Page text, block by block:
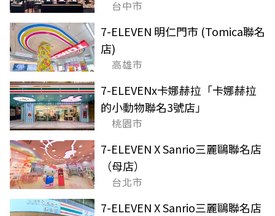
台中市
7-ELEVEN 明仁門市 (Tomica聯名
店)
高雄市
7-ELEVENx卡娜赫拉「卡娜赫拉
的小動物聯名3號店」
桃園市
7-ELEVEN X Sanrio三麗鷗聯名店
（母店）
台北市
7-ELEVEN X Sanrio三麗鷗聯名店